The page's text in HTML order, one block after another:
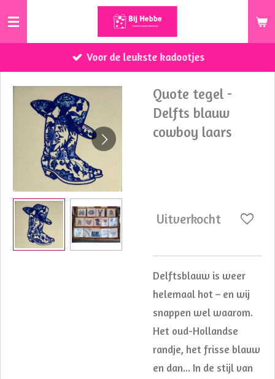
Ga
de
hoofdinhoud
Voor de leukste kadootjes
Quote tegel -
Delfts blauw
cowboy laars
Uitverkocht
Delftsblauw is weer
helemaal hot – en wij
snappen wel waarom.
Het oud-Hollandse
randje, het frisse blauw
en dan... In de stijl van